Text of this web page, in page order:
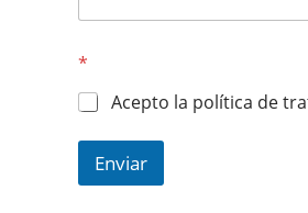
*
Acepto la política de
Enviar